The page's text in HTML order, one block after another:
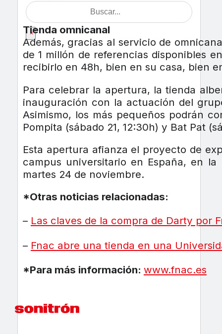
×
Tienda omnicanal
Además, gracias al servicio de
de 1 millón de referencias disponibles
recibirlo en 48h, bien en su casa, bien
Para celebrar la apertura, la tienda
inauguración con la actuación del
Asimismo, los más pequeños podrán
Pompita (sábado 21, 12:30h) y Bat Pat
Esta apertura afianza el proyecto de
campus universitario en España, en
martes 24 de noviembre.
*Otras noticias relacionadas:
– Las claves de la compra de Darty por
– Fnac abre una tienda en una
*Para más información: www.fnac.es